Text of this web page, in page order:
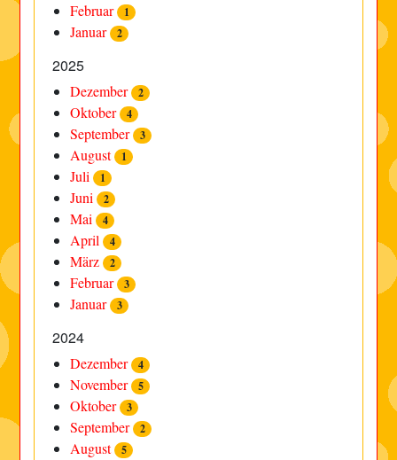
Februar 1
Januar 2
2025
Dezember 2
Oktober 4
September 3
August 1
Juli 1
Juni 2
Mai 4
April 4
März 2
Februar 3
Januar 3
2024
Dezember 4
November 5
Oktober 3
September 2
August 5